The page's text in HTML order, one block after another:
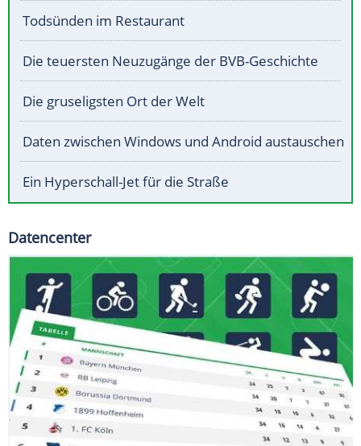
Todsünden im Restaurant
Die teuersten Neuzugänge der BVB-Geschichte
Die gruseligsten Ort der Welt
Daten zwischen Windows und Android austauschen
Ein Hyperschall-Jet für die Straße
Datencenter